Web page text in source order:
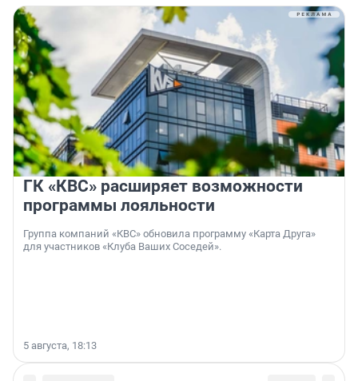
ГК «КВС» расширяет возможности
программы лояльности
Группа компаний «КВС» обновила программу «Карта Друга»
для участников «Клуба Ваших Соседей».
5 августа, 18:13